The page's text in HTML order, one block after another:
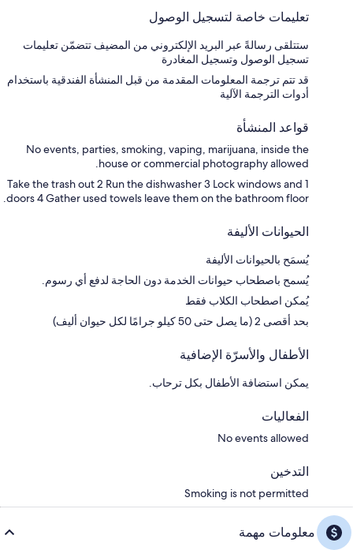
تعليمات خاصة لتسجيل الوصول
ستتلقى رسالةً عبر البريد الإلكتروني من المضيف تتضمّن تعليمات
تسجيل الوصول وتسجيل المغادرة
قد تتم ترجمة المعلومات المقدمة من قبل المنشأة الفندقية باستخدام
أدوات الترجمة الآلية
قواعد المنشأة
No events, parties, smoking, vaping, marijuana, inside the
house or commercial photography allowed.
1 Take the trash out 2 Run the dishwasher 3 Lock windows and
doors 4 Gather used towels leave them on the bathroom floor.
الحيوانات الأليفة
يُسمَح بالحيوانات الأليفة
يُسمح باصطحاب حيوانات الخدمة دون الحاجة لدفع أي رسوم.
يُمكن اصطحاب الكلاب فقط
بحد أقصى 2 (ما يصل حتى 50 كيلو جرامًا لكل حيوان أليف)
الأطفال والأسرّة الإضافية
يمكن استضافة الأطفال بكل ترحاب.
الفعاليات
No events allowed
التدخين
Smoking is not permitted
معلومات مهمة